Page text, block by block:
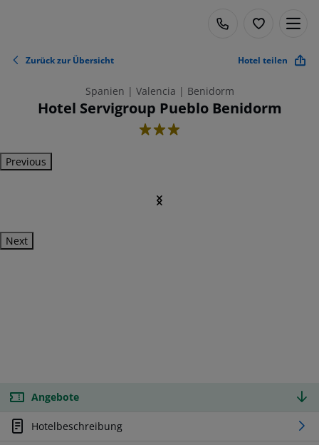
Zurück zur Übersicht Hotel teilen
Spanien | Valencia | Benidorm
Hotel Servigroup Pueblo Benidorm
3
Previous
Next
Angebote
Hotelbeschreibung